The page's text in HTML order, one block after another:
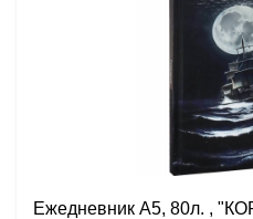
Ежедневник А5, 80л. ,